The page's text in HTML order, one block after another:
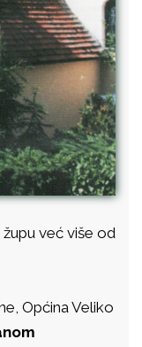
već više od
Općina Veliko